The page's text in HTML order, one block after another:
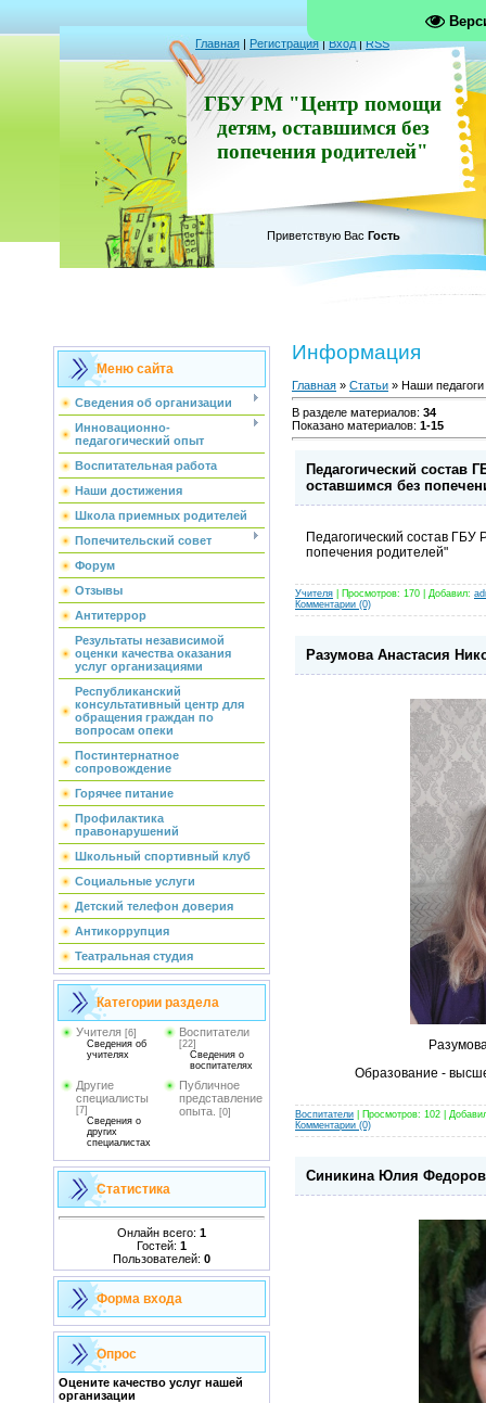
Главная | Регистрация|Вход|RSS
ГБУ РМ "Центр помощи
детям, оставшимся без
попечения родителей"
Приветствую Вас Гость
Меню сайта
Сведения об организации
Инновационно-
педагогический опыт
Воспитательная работа
Наши достижения
Школа приемных родителей
Попечительский совет
Форум
Отзывы
Антитеррор
Результаты независимой
оценки качества оказания
услуг организациями
Республиканский
консультативный центр для
обращения граждан по
вопросам опеки
Постинтернатное
сопровождение
Горячее питание
Профилактика
правонарушений
Школьный спортивный клуб
Социальные услуги
Детский телефон доверия
Антикоррупция
Театральная студия
Категории раздела
Учителя [6]
Сведения об
учителях
Воспитатели
[22]
Сведения о
воспитателях
Другие
специалисты
[7]
Сведения о
других
специалистах
Публичное
представление
опыта.
[0]
Статистика
Онлайн всего: 1
Гостей: 1
Пользователей: 0
Форма входа
Опрос
Оцените качество услуг нашей
организации
Информация
Главная » Статьи » Наши педагоги
В разделе материалов: 34
Показано материалов: 1-15
Педагогический
оставшимся без
Педагогический состав
попечения родителей"
Учителя | Просмотров: 170 | Добавил:
Комментарии (0)
Разумова Анастасия
Образование -
Воспитатели | Просмотров: 102 |
Комментарии (0)
Синикина Юлия